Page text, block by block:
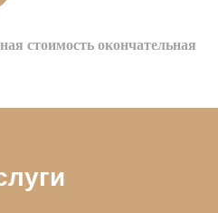
стоимость окончательная